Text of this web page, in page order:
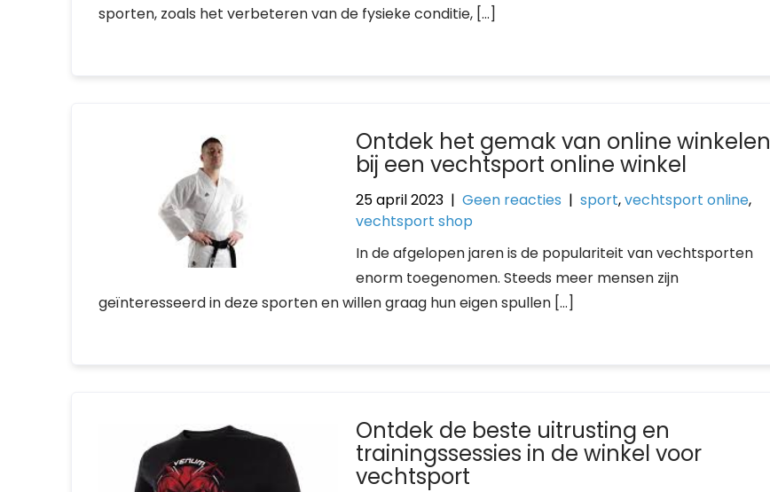
sporten, zoals het verbeteren van de fysieke conditie, […]
Ontdek het gemak van online winkelen
bij een vechtsport online winkel
25 april 2023 |Geen reacties |sport,vechtsport online,
vechtsport shop
In de afgelopen jaren is de populariteit van vechtsporten
enorm toegenomen. Steeds meer mensen zijn
geïnteresseerd in deze sporten en willen graag hun eigen spullen […]
Ontdek de beste uitrusting en
trainingssessies in de winkel voor
vechtsport